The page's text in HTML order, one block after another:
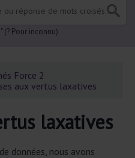
(? Pour inconnu)
Force 2
aux vertus laxatives
laxatives
données, nous avons